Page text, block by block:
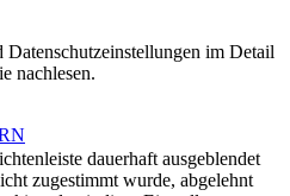
Datenschutzeinstellungen im Detail
nachlesen.
dauerhaft ausgeblendet
zugestimmt wurde, abgelehnt